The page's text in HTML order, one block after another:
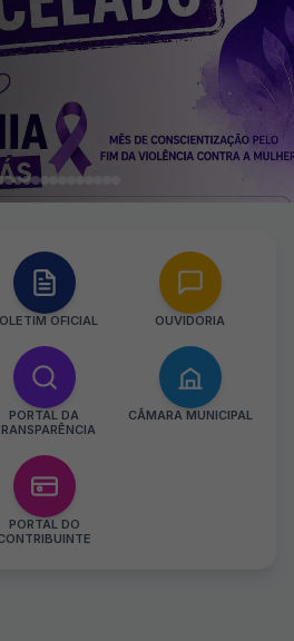
OFICIAL OUVIDORIA
PORTAL DA
CÂMARA MUNICIPAL
PORTAL DO